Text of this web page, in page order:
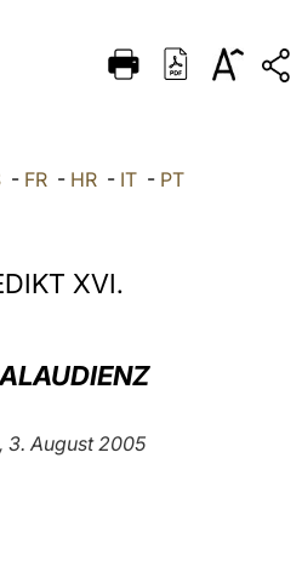
DEUTSCH
العربيّة - FR- HR- IT- PT
XVI.
3. August 2005